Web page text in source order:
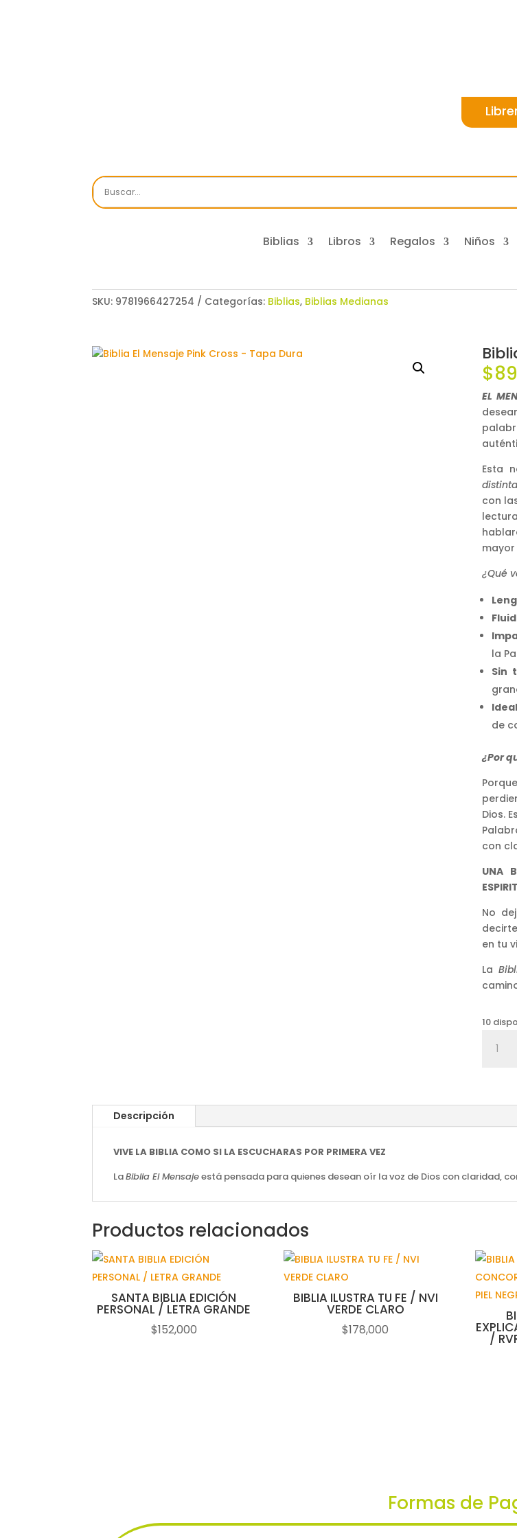
Biblias Libros Regalos Niños
SKU: 9781966427254 Categorías: Biblias, Biblias Medianas
$
EL
Esta
distinta
con
¿Qué
la
Sin
de
¿Por
Dios.
con
UNA
No
en tu
La
10
Tapa
Descripción
VIVE LA BIBLIA COMO SI LA ESCUCHARAS POR PRIMERA VEZ
LaBiblia El Mensajeestá pensada para quienes desean oír la voz de Dios con claridad,
Productos relacionados
SANTA BIBLIA EDICIÓN
PERSONAL / LETRA GRANDE
$152,000
BIBLIA ILUSTRA TU FE / NVI
VERDE CLARO
$178,000
/
Formas de